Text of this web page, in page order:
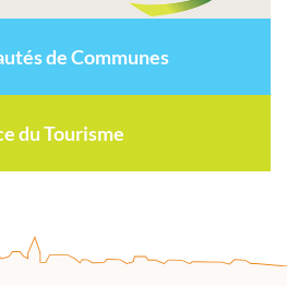
de Communes
du Tourisme